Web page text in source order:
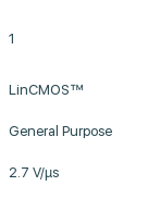
1
LinCMOS™
General Purpose
2.7 V/µs